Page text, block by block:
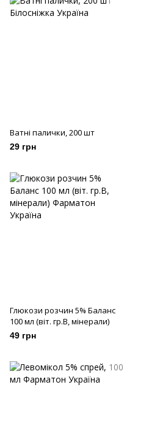
Ватні палички, 200 шт
29 грн
Глюкози розчин 5% Баланс
100 мл (віт. гр.В, мінерали)
49 грн